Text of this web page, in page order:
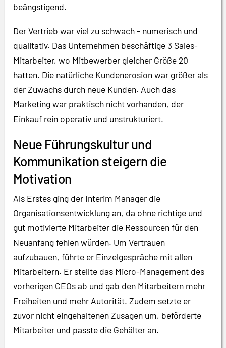
beängstigend.
Der Vertrieb war viel zu schwach - numerisch und
qualitativ. Das Unternehmen beschäftige 3 Sales-
Mitarbeiter, wo Mitbewerber gleicher Größe 20
hatten. Die natürliche Kundenerosion war größer als
der Zuwachs durch neue Kunden. Auch das
Marketing war praktisch nicht vorhanden, der
Einkauf rein operativ und unstrukturiert.
Neue Führungskultur und
Kommunikation steigern die
Motivation
Als Erstes ging der Interim Manager die
Organisationsentwicklung an, da ohne richtige und
gut motivierte Mitarbeiter die Ressourcen für den
Neuanfang fehlen würden. Um Vertrauen
aufzubauen, führte er Einzelgespräche mit allen
Mitarbeitern. Er stellte das Micro-Management des
vorherigen CEOs ab und gab den Mitarbeitern mehr
Freiheiten und mehr Autorität. Zudem setzte er
zuvor nicht eingehaltenen Zusagen um, beförderte
Mitarbeiter und passte die Gehälter an.